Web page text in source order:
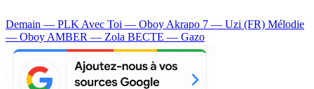
Demain — PLK Avec Toi — Oboy Akrapo 7 — Uzi (FR) Mélodie
— Oboy AMBER — Zola BECTE — Gazo